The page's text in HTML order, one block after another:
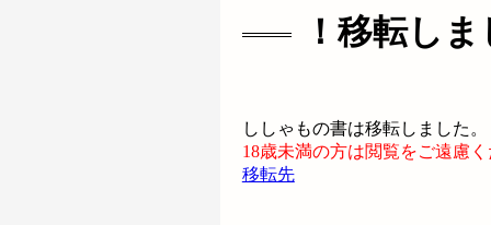
！移転し
ししゃもの書は移転しました。
18歳未満の方は閲覧をご遠慮
移転先